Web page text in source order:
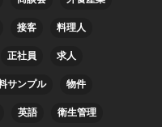
接客 料理人
正社員 求人
サンプル 物件
英語 衛生管理